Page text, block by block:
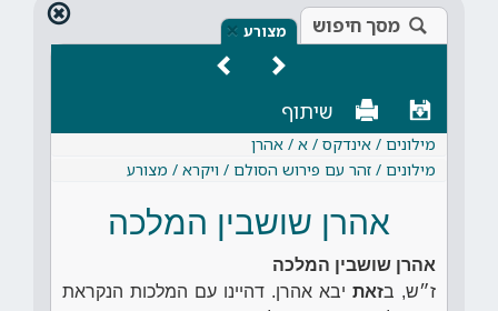
מסך חיפוש מצורע ×
שיתוף
מילונים / אינדקס / א / אהרן
מילונים / זהר עם פירוש הסולם / ויקרא / מצורע
אהרן שושבין המלכה
אהרן שושבין המלכה
ז״ש, בזאת יבא אהרן. דהיינו עם המלכות הנקראת